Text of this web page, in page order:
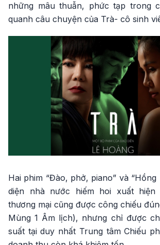
những mâu thuẫn, phức tạp trong
quanh câu chuyện của Trà- cô sinh
Hai phim “Đào, phở, piano” và “Hồng
diện nhà nước hiếm hoi xuất
thương mại cũng được công chiếu
Mùng 1 Âm lịch), nhưng chỉ được
suất tại duy nhất Trung tâm Chiếu